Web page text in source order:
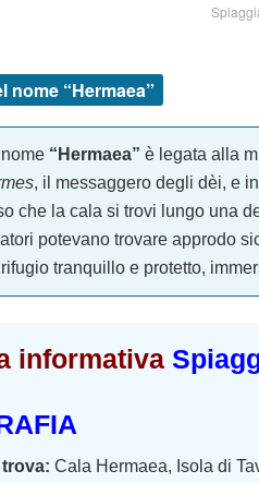
nome “Hermaea”
nome “Hermaea” è legata alla
, il messaggero degli dèi, e
che la cala si trovi lungo una
potevano trovare approdo
tranquillo e protetto,
informativa
trova: Cala Hermaea, Isola di